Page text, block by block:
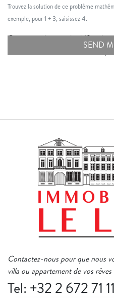
Trouvez la solution de ce problème
exemple, pour 1 + 3, saisissez 4.
Cette question sert à vérifier si
afin d'éviter les soumissions de
Contactez-nous pour que nous
villa ou appartement de vos
Tel: +32 2 672 71 11